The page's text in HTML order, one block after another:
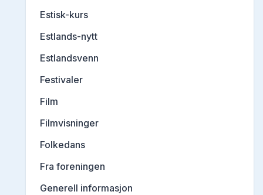
Estisk-kurs
Estlands-nytt
Estlandsvenn
Festivaler
Film
Filmvisninger
Folkedans
Fra foreningen
Generell informasjon